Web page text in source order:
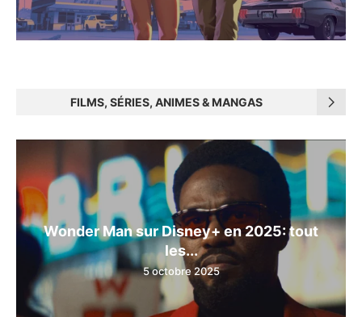
FILMS, SÉRIES, ANIMES & MANGAS
Wonder Man sur Disney+ en 2025: tout
les...
5 octobre 2025